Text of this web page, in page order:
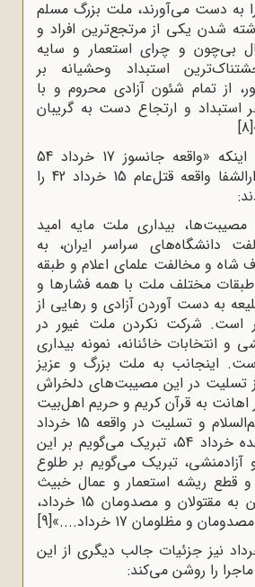
می‌آورند، ملت بزرگ مسلم
یکی از مرتجع‌ترین افراد و
و چرای استعمار و سایه
استبداد وحشیانه بر
شئون آزادی محروم و با
و ارتجاع دست به گریبان
امام با اشاره به اینکه «واقعه جانسوز 17 خرداد 54
مدرسه فیضیه و دارالشفا واقعه قتل‌عام 15 خرداد 42 را
بیداری ملت مایه امید
سراسر ایران، به
مخالفت علمای اعلام و طبقه
ملت با همه فشارها و
دست آوردن آزادی و رهایی از
شرکت نکردن ملت غیور در
خائنانه، نمونه بیداری
به ملت بزرگ و عزیز
در این مصیبت‌های دلخراش
به قرآن کریم و حریم اهل‌بیت
طهارت علیهم‌السلام و تسلیت در واقعه 15 خرداد
42 و 17 هفده خرداد 54، تبریک می‌گویم بر این
تبریک می‌گویم بر طلوع
ریشه استعمار و عمال خبیث
آن، سلام من به مقتولان و مصدومان 15 خرداد،
17 خرداد....»
[9]
خرداد نیز جزئیات جالب دیگری از این
روشن می‌کند: